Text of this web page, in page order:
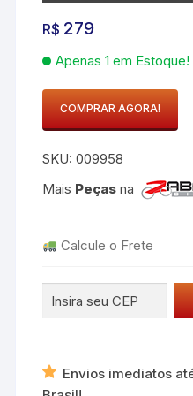
R$ 279
Apenas 1 em
cabo
para
do
elétrico
E-
COMPRAR AGORA!
SKU:009958
Mais Peças na
Calcule o Frete
Envios imediatos